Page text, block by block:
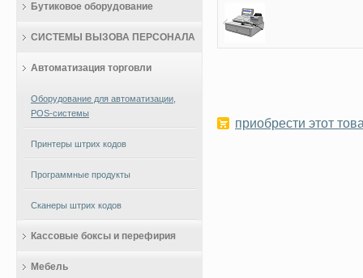
приобрести этот
Бутиковое оборудование
СИСТЕМЫ ВЫЗОВА ПЕРСОНАЛА
Автоматизация торговли
Оборудование для автоматизации,
POS-системы
Принтеры штрих кодов
Программные продукты
Сканеры штрих кодов
Кассовые боксы и перефирия
Мебель